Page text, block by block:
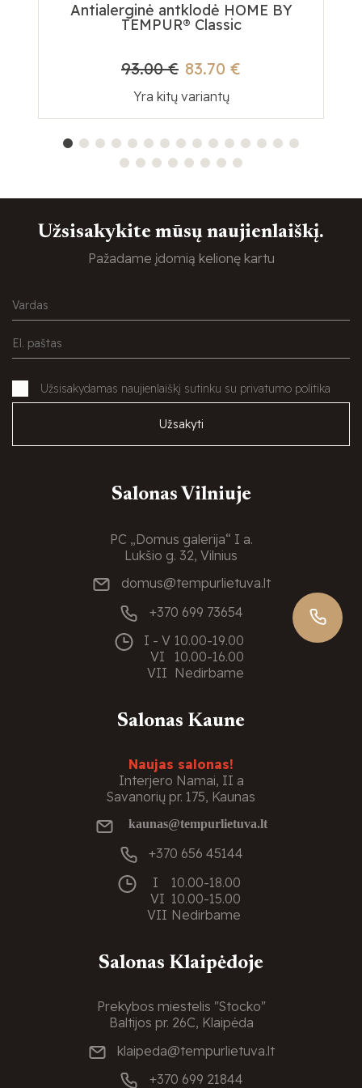
Antialerginė antklodė HOME BY
TEMPUR® Classic
83.70 €
93.00 €
Yra kitų variantų
Užsisakykite mūsų naujienlaiškį.
Pažadame įdomią kelionę kartu
Užsisakydamas naujienlaiškį sutinku su privatumo politika
Užsakyti
Salonas Vilniuje
PC „Domus galerija“ I a.
Lukšio g. 32, Vilnius
domus@tempurlietuva.lt
+370 699 73654
I - V 10.00-19.00
VI
10.00-16.00
VII Nedirbame
Salonas Kaune
Naujas salonas!
Interjero Namai, II a
Savanorių pr. 175, Kaunas
kaunas@tempurlietuva.lt
+370 656 45144
I
10.00-18.00
VI 10.00-15.00
VII Nedirbame
Salonas Klaipėdoje
Prekybos miestelis "Stocko"
Baltijos pr. 26C, Klaipėda
klaipeda@tempurlietuva.lt
+370 699 21844